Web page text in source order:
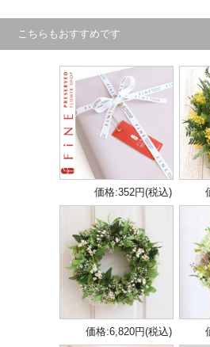
こちらもおすすめです
価格:352円(税込)
価格:6,820円(税込)